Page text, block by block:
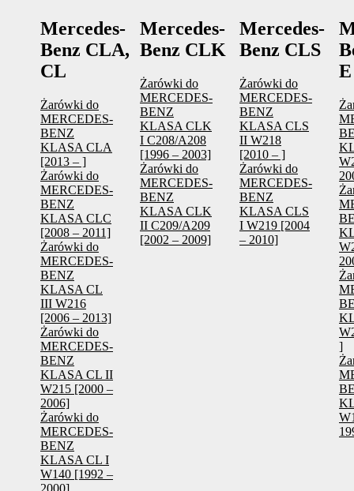
Mercedes-
Benz CLA,
CL
Żarówki do
MERCEDES-
BENZ
KLASA CLA
[2013 – ]
Żarówki do
MERCEDES-
BENZ
KLASA CLC
[2008 – 2011]
Żarówki do
MERCEDES-
BENZ
KLASA CL
III W216
[2006 – 2013]
Żarówki do
MERCEDES-
BENZ
KLASA CL II
W215 [2000 –
2006]
Żarówki do
MERCEDES-
BENZ
KLASA CL I
W140 [1992 –
Mercedes-
Benz CLK
Żarówki do
MERCEDES-
BENZ
KLASA CLK
I C208/A208
[1996 – 2003]
Żarówki do
MERCEDES-
BENZ
KLASA CLK
II C209/A209
[2002 – 2009]
Mercedes-
Benz CLS
Żarówki do
MERCEDES-
BENZ
KLASA CLS
II W218
[2010 – ]
Żarówki do
MERCEDES-
BENZ
KLASA CLS
I W219 [2004
– 2010]
E
]